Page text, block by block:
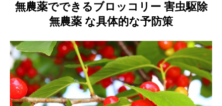
無農薬でできるブロッコリー 害虫駆除
無農薬 な具体的な予防策